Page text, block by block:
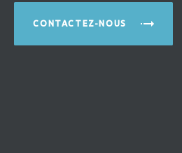
CONTACTEZ-NOUS